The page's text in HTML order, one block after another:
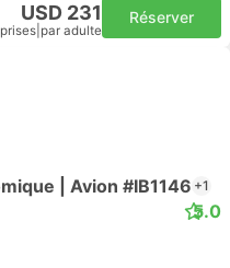
USD 231
par adulte
Réserver
| Avion #IB1146 +1
5.0